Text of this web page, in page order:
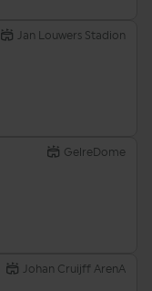
Jan Louwers Stadion
GelreDome
Johan Cruijff ArenA